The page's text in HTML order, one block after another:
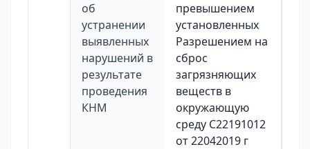
об
устранении
выявленных
нарушений в
результате
проведения
КНМ
превышением
установленных
Разрешением на
сброс
загрязняющих
веществ в
окружающую
среду C22191012
от 22042019 г